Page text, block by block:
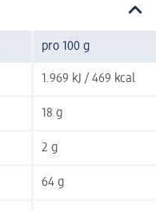
pro 100 g
1.969 kJ / 469 kcal
18 g
2 g
64 g